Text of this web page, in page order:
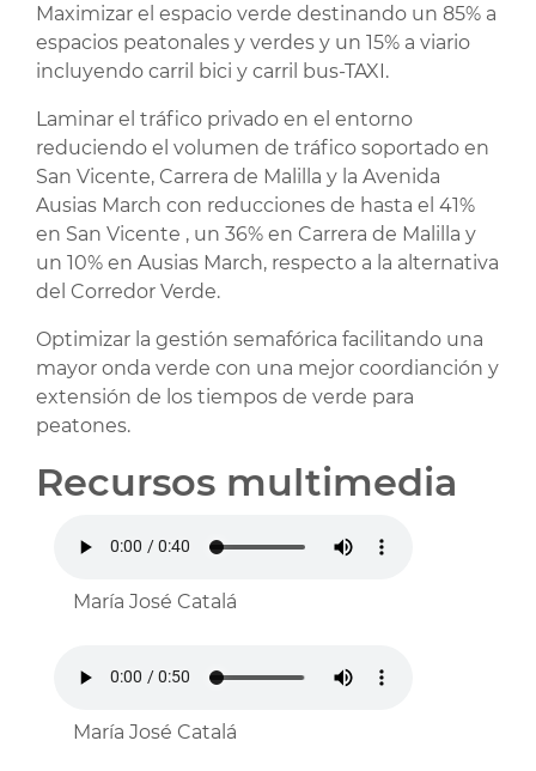
Maximizar el espacio verde destinando un 85% a
espacios peatonales y verdes y un 15% a viario
incluyendo carril bici y carril bus-TAXI.
Laminar el tráfico privado en el entorno
reduciendo el volumen de tráfico soportado en
San Vicente, Carrera de Malilla y la Avenida
Ausias March con reducciones de hasta el 41%
en San Vicente , un 36% en Carrera de Malilla y
un 10% en Ausias March, respecto a la alternativa
del Corredor Verde.
Optimizar la gestión semafórica facilitando una
mayor onda verde con una mejor coordianción y
extensión de los tiempos de verde para
peatones.
Recursos multimedia
María José Catalá
María José Catalá